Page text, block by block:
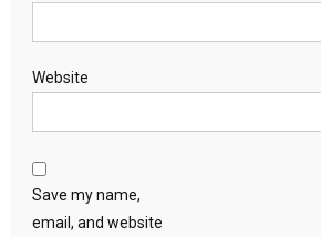
Website
Save my name,
email, and website